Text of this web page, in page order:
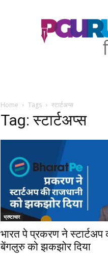
PGurus
Hindi
Home Tags स्टार्टअप्स
Tag: स्टार्टअप्स
भ्रष्टाचार
भारत पे प्रकरण ने स्टार्टअप
बेंगलुरु को झकझोर दिया